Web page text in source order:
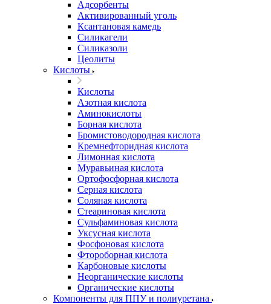
Адсорбенты
Активированный уголь
Ксантановая камедь
Силикагели
Силиказоли
Цеолиты
Кислоты
Кислоты
Азотная кислота
Аминокислоты
Борная кислота
Бромистоводородная кислота
Кремнефторидная кислота
Лимонная кислота
Муравьиная кислота
Ортофосфорная кислота
Серная кислота
Соляная кислота
Стеариновая кислота
Сульфаминовая кислота
Уксусная кислота
Фосфоновая кислота
Фтороборная кислота
Карбоновые кислоты
Неорганические кислоты
Органические кислоты
Компоненты для ППУ и полиуретана